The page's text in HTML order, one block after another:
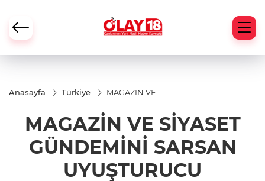
Anasayfa Türkiye
MAGAZİN VE
SARSAN
UYUŞTURUCU
OPERASYONU
MAGAZİN VE SİYASET
GÜNDEMİNİ SARSAN
UYUŞTURUCU